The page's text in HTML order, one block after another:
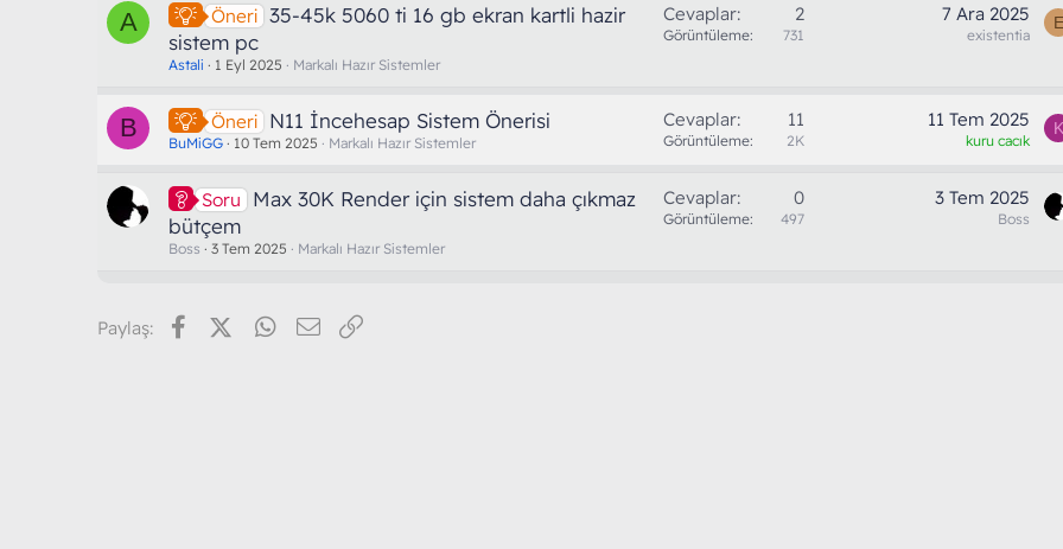
A Öneri 35-45k 5060 ti 16 gb ekran kartli hazir
sistem pc
Astali 1 Eyl 2025 Markalı Hazır Sistemler
Cevaplar 2
Görüntüleme 731
7 Ara 2025
existentia
E
B Öneri N11 İncehesap Sistem Önerisi
BuMiGG 10 Tem 2025 Markalı Hazır Sistemler
Cevaplar 11
Görüntüleme 2K
11 Tem 2025
kuru cacık
K
Soru
Max 30K Render için sistem daha çıkmaz
bütçem
Boss 3 Tem 2025 Markalı Hazır Sistemler
Cevaplar 0
Görüntüleme 497
3 Tem 2025
Boss
Paylaş: FacebookX (Twitter)WhatsApp
E-posta